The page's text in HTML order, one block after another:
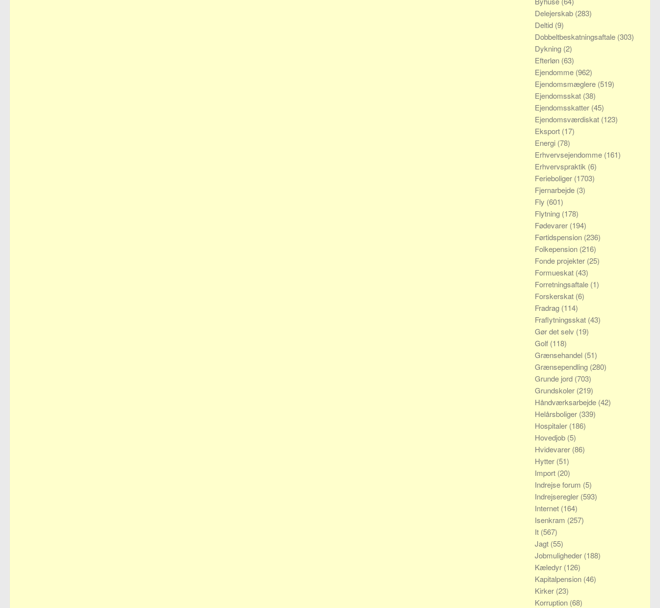
Delejerskab (283)
Deltid (9)
Dobbeltbeskatningsaftale (303)
Dykning (2)
Efterløn (63)
Ejendomme (962)
Ejendomsmæglere (519)
Ejendomsskat (38)
Ejendomsskatter (45)
Ejendomsværdiskat (123)
Eksport (17)
Energi (78)
Erhvervsejendomme (161)
Erhvervspraktik (6)
Ferieboliger (1703)
Fjernarbejde (3)
Fly (601)
Flytning (178)
Fødevarer (194)
Førtidspension (236)
Folkepension (216)
Fonde projekter (25)
Formueskat (43)
Forretningsaftale (1)
Forskerskat (6)
Fradrag (114)
Fraflytningsskat (43)
Gør det selv (19)
Golf (118)
Grænsehandel (51)
Grænsependling (280)
Grunde jord (703)
Grundskoler (219)
Håndværksarbejde (42)
Helårsboliger (339)
Hospitaler (186)
Hovedjob (5)
Hvidevarer (86)
Hytter (51)
Import (20)
Indrejse forum (5)
Indrejseregler (593)
Internet (164)
Isenkram (257)
It (567)
Jagt (55)
Jobmuligheder (188)
Kæledyr (126)
Kapitalpension (46)
Kirker (23)
Korruption (68)